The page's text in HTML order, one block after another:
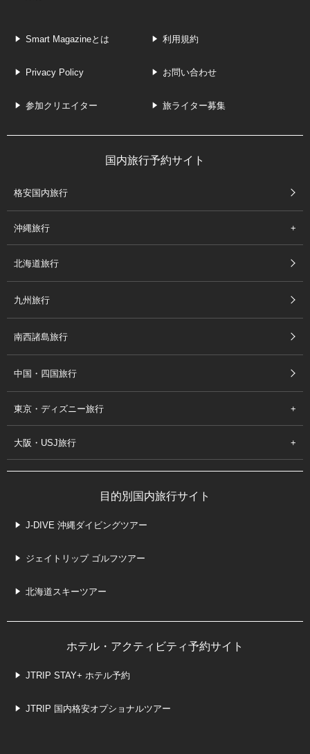
Smart Magazineとは 利用規約
Privacy Policy お問い合わせ
参加クリエイター 旅ライター募集
国内旅行予約サイト
格安国内旅行
沖縄旅行
北海道旅行
九州旅行
南西諸島旅行
中国・四国旅行
東京・ディズニー旅行
大阪・USJ旅行
目的別国内旅行サイト
J-DIVE 沖縄ダイビングツアー
ジェイトリップ ゴルフツアー
北海道スキーツアー
ホテル・アクティビティ予約サイト
JTRIP STAY+ ホテル予約
JTRIP 国内格安オプショナルツアー